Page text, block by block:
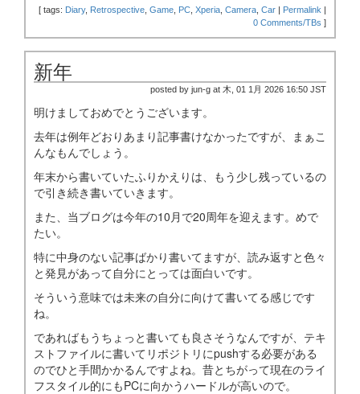
[ tags: Diary, Retrospective Game PC Xperia Camera Car | Permalink |
0 Comments/TBs ]
新年
posted by jun-g at 木, 01 1月 2026 16:50 JST
明けましておめでとうございます。
去年は例年どおりあまり記事書けなかったですが、まぁこ
んなもんでしょう。
年末から書いていたふりかえりは、もう少し残っているの
で引き続き書いていきます。
また、当ブログは今年の10月で20周年を迎えます。めで
たい。
特に中身のない記事ばかり書いてますが、読み返すと色々
と発見があって自分にとっては面白いです。
そういう意味では未来の自分に向けて書いてる感じです
ね。
であればもうちょっと書いても良さそうなんですが、テキ
ストファイルに書いてリポジトリにpushする必要がある
のでひと手間かかるんですよね。昔とちがって現在のライ
フスタイル的にもPCに向かうハードルが高いので。